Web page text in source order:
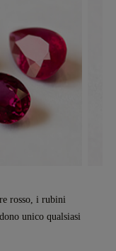
rosso, i rubini
unico qualsiasi